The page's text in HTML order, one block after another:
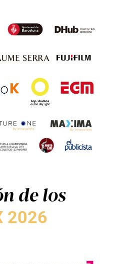
de los
2026